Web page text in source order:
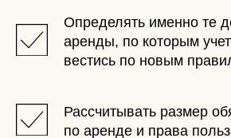
Определять именно те
аренды, по которым
вестись по новым
Рассчитывать размер
по аренде и права